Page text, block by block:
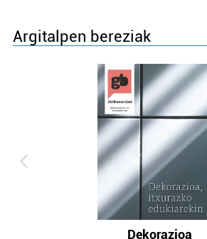
Argitalpen bereziak
Dekorazioa